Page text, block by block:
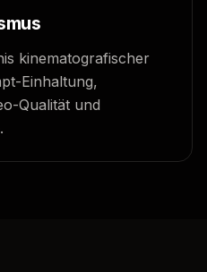
kinematografischer
Einhaltung,
Qualität und